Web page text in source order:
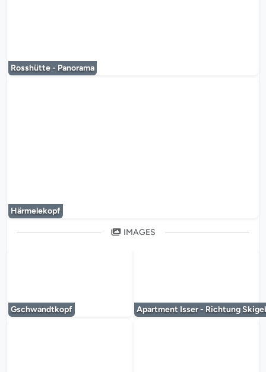
Rosshütte - Panorama
Härmelekopf
IMAGES
Gschwandtkopf Apartment Isser - Richtung